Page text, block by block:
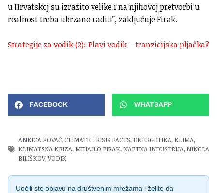
u Hrvatskoj su izrazito velike i na njihovoj pretvorbi u
realnost treba ubrzano raditi”, zaključuje Firak.
Strategije za vodik (2): Plavi vodik – tranzicijska pljačka?
FACEBOOK WHATSAPP
ANKICA KOVAČ,CLIMATE CRISIS FACTS, ENERGETIKA, KLIMA,
KLIMATSKA KRIZA, MIHAJLO FIRAK, NAFTNA INDUSTRIJA, NIKOLA
BILIŠKOV,VODIK
Uočili ste objavu na društvenim mrežama i želite da